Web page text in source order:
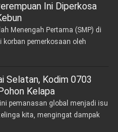
Ini Diperkosa
Menengah Pertama (SMP) di
korban pemerkosaan oleh
Selatan, Kodim 0703
Kelapa
pemanasan global menjadi isu
kita, mengingat dampak